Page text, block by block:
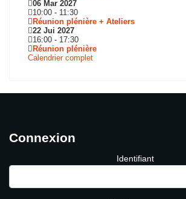
06 Mar 2027
10:00 - 11:30
Réunion plénière + Ateliers
22 Jui 2027
16:00 - 17:30
Réunion plénière
Calendrier complet
Connexion
Identifiant